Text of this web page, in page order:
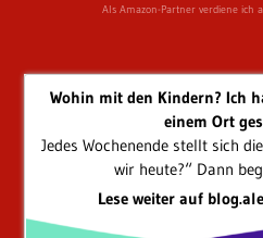
Als Amazon-Partner verdiene ich
Wohin mit den Kindern? Ich
einem Ort
Jedes Wochenende stellt sich
wir heute?“ Dann
Lese weiter auf